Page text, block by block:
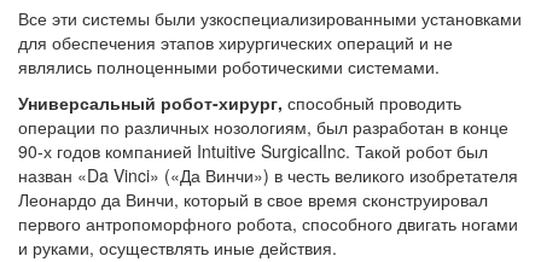
Все эти системы были узкоспециализированными установками
для обеспечения этапов хирургических операций и не
являлись полноценными роботическими системами.
Универсальный робот-хирург, способный проводить
операции по различных нозологиям, был разработан в конце
90-х годов компанией Intuitive SurgicalInc. Такой робот был
назван «Da Vinci» («Да Винчи») в честь великого изобретателя
Леонардо да Винчи, который в свое время сконструировал
первого антропоморфного робота, способного двигать ногами
и руками, осуществлять иные действия.